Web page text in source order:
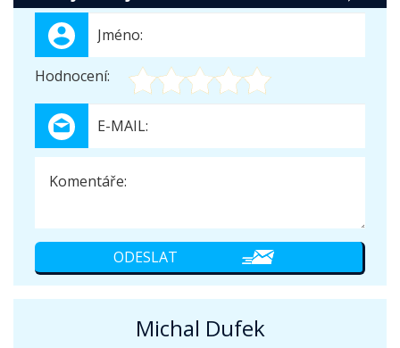
Hodnocení:
Michal Dufek